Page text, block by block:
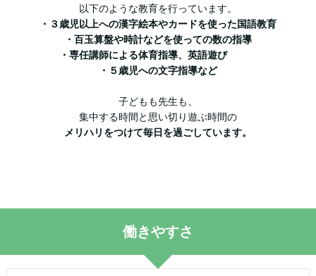
以下のような教育を行っています。
・３歳児以上への漢字絵本やカードを使った国語教育
・百玉算盤や時計などを使っての数の指導
・専任講師による体育指導、英語遊び
・５歳児への文字指導など
子どもも先生も、
集中する時間と思い切り遊ぶ時間の
メリハリをつけて毎日を過ごしています。
働きやすさ